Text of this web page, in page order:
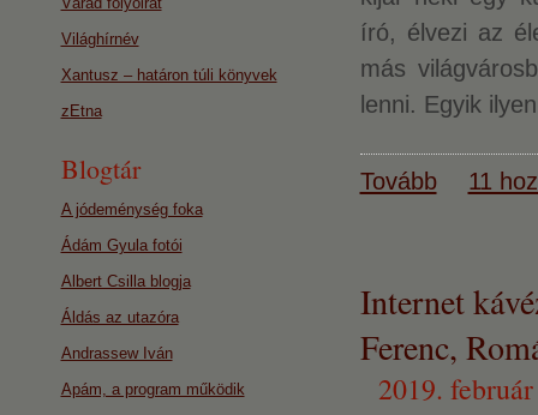
író, élvezi az
más
lenni. Egyik
Tovább 11
Internet
Ferenc,
2019.
Világhírnév
Xantusz – határon túli könyvek
zEtna
Blogtár
A jódeménység foka
Ádám Gyula fotói
Albert Csilla blogja
Áldás az utazóra
Andrassew Iván
Apám, a program működik